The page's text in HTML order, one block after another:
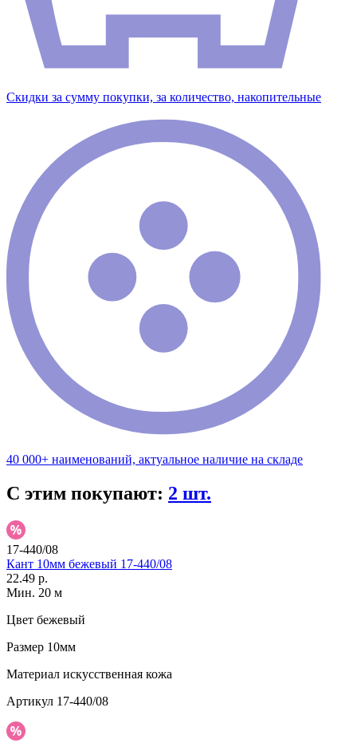
Скидки за сумму покупки, за количество, накопительные
40 000+ наименований, актуальное наличие на складе
С этим покупают: 2 шт.
17-440/08
Кант 10мм бежевый 17-440/08
22.49 р.
Мин. 20 м
Цвет бежевый
Размер 10мм
Материал искусственная кожа
Артикул 17-440/08